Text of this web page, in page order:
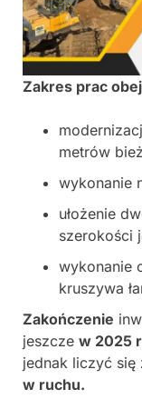
Zakres prac
metrów
wykonanie
ułożenie
szerokości
wykonanie
kruszywa
Zakończenie
jeszcze w 2025
jednak liczyć się
w ruchu.